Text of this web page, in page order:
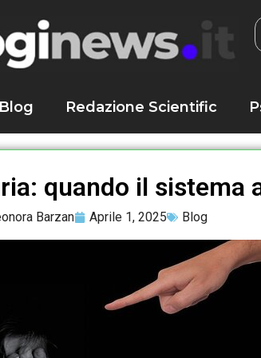
Redazione Scientific
quando il sistema
Barzan Aprile 1, 2025 Blog